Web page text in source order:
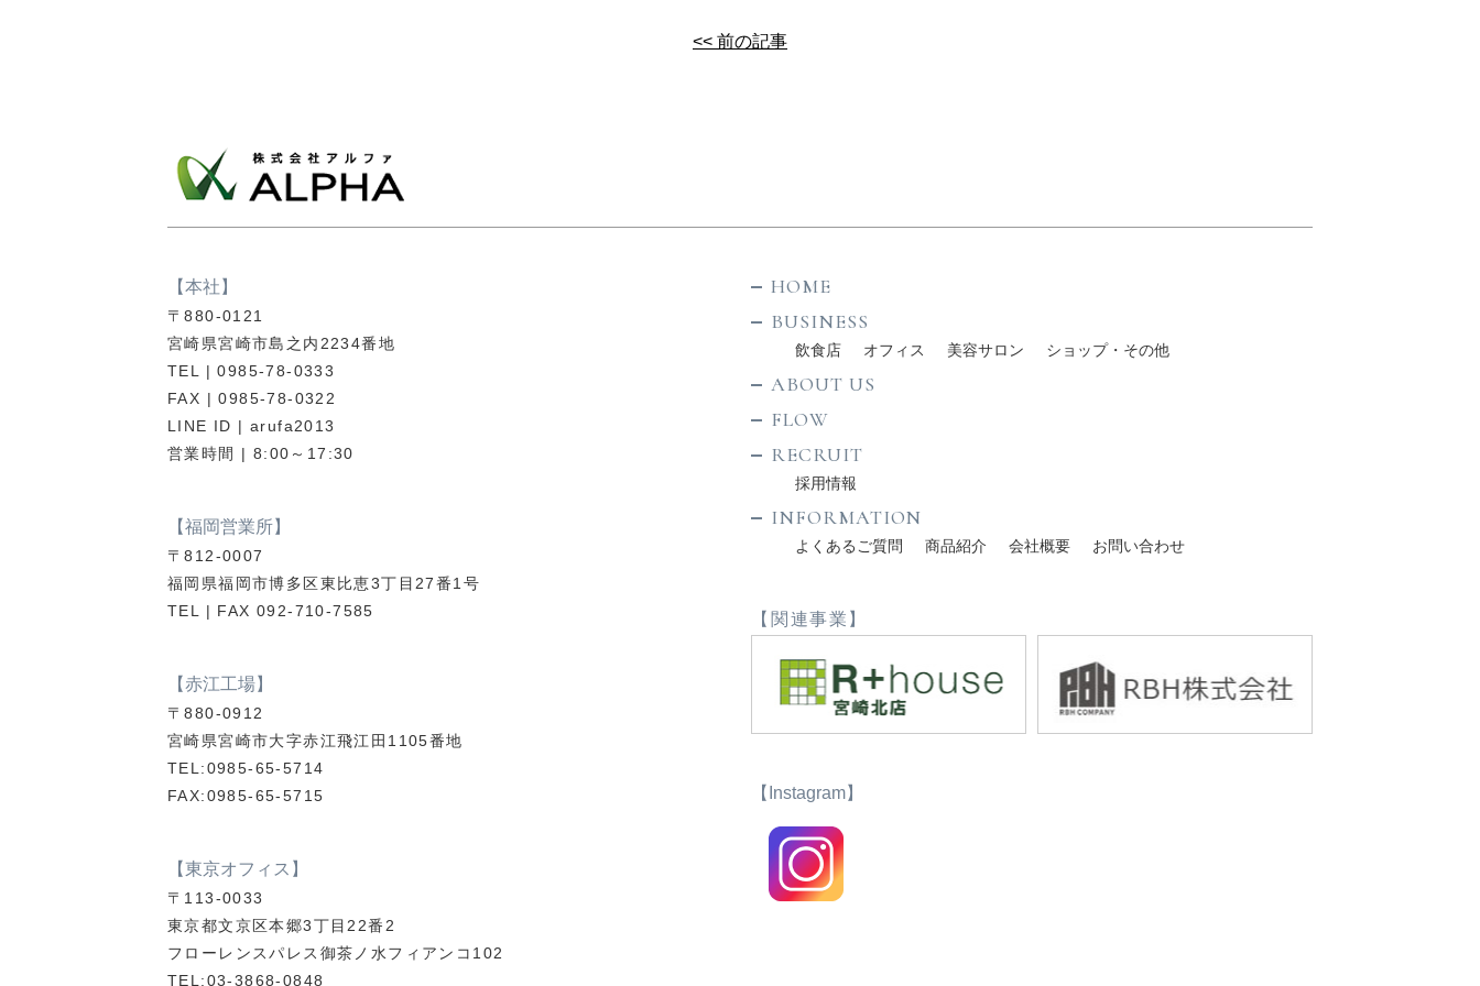
<< 前の記事
【本社】
〒880-0121
宮崎県宮崎市島之内2234番地
TEL | 0985-78-0333
FAX | 0985-78-0322
LINE ID | arufa2013
営業時間 | 8:00～17:30
【福岡営業所】
〒812-0007
福岡県福岡市博多区東比恵3丁目27番1号
TEL | FAX 092-710-7585
【赤江工場】
〒880-0912
宮崎県宮崎市大字赤江飛江田1105番地
TEL:0985-65-5714
FAX:0985-65-5715
【東京オフィス】
〒113-0033
東京都文京区本郷3丁目22番2
フローレンスパレス御茶ノ水フィアンコ102
TEL:03-3868-0848
HOME
BUSINESS
飲食店 オフィス 美容サロン ショップ・その他
ABOUT US
FLOW
RECRUIT
採用情報
INFORMATION
よくあるご質問 商品紹介 会社概要 お問い合わせ
【関連事業】
【Instagram】